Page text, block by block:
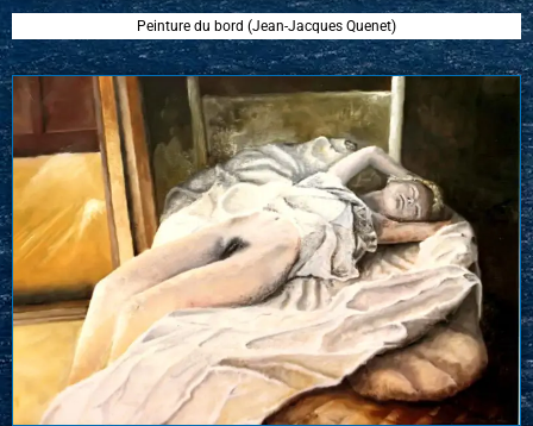
Peinture du bord (Jean-Jacques Quenet)